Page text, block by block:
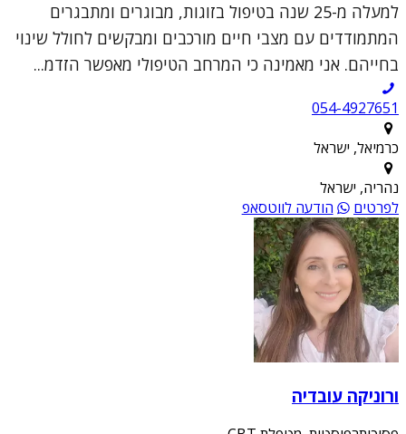
למעלה מ-25 שנה בטיפול בזוגות, מבוגרים ומתבגרים
המתמודדים עם מצבי חיים מורכבים ומבקשים לחולל שינוי
בחייהם. אני מאמינה כי המרחב הטיפולי מאפשר הזדמ...
054-4927651
כרמיאל, ישראל
נהריה, ישראל
לפרטים
הודעה לווטסאפ
ורוניקה עובדיה